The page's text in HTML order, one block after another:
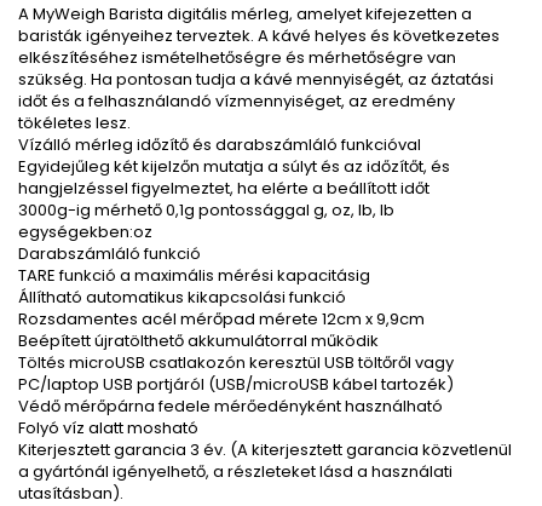
A MyWeigh Barista digitális mérleg, amelyet kifejezetten a
baristák igényeihez terveztek. A kávé helyes és következetes
elkészítéséhez ismételhetőségre és mérhetőségre van
szükség. Ha pontosan tudja a kávé mennyiségét, az áztatási
időt és a felhasználandó vízmennyiséget, az eredmény
tökéletes lesz.
Vízálló mérleg időzítő és darabszámláló funkcióval
Egyidejűleg két kijelzőn mutatja a súlyt és az időzítőt, és
hangjelzéssel figyelmeztet, ha elérte a beállított időt
3000g-ig mérhető 0,1g pontossággal g, oz, lb, lb
egységekben:oz
Darabszámláló funkció
TARE funkció a maximális mérési kapacitásig
Állítható automatikus kikapcsolási funkció
Rozsdamentes acél mérőpad mérete 12cm x 9,9cm
Beépített újratölthető akkumulátorral működik
Töltés microUSB csatlakozón keresztül USB töltőről vagy
PC/laptop USB portjáról (USB/microUSB kábel tartozék)
Védő mérőpárna fedele mérőedényként használható
Folyó víz alatt mosható
Kiterjesztett garancia 3 év. (A kiterjesztett garancia közvetlenül
a gyártónál igényelhető, a részleteket lásd a használati
utasításban).